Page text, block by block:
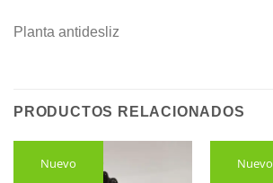
Planta antidesliz
PRODUCTOS RELACIONADOS
Nuevo Nuevo